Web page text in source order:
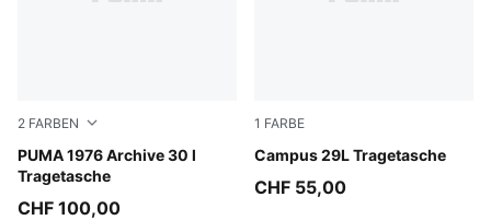
2 FARBEN
PUMA 1976 Archive 30 l
Tragetasche
PUMA Black-Alpine Snow
CHF 100,00
1 FARBE
Campus 29L Tragetasche
Puma Black
CHF 55,00